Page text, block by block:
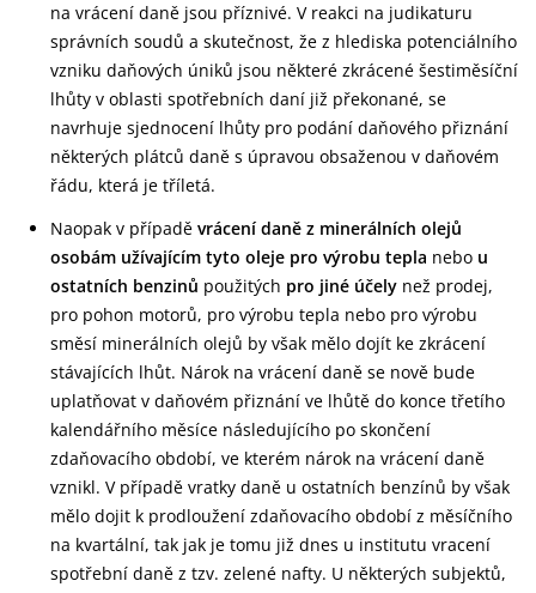
na vrácení daně jsou příznivé. V reakci na judikaturu
správních soudů a skutečnost, že z hlediska potenciálního
vzniku daňových úniků jsou některé zkrácené šestiměsíční
lhůty v oblasti spotřebních daní již překonané, se
navrhuje sjednocení lhůty pro podání daňového přiznání
některých plátců daně s úpravou obsaženou v daňovém
řádu, která je tříletá.
Naopak v případě vrácení daně z minerálních olejů
osobám užívajícím tyto oleje pro výrobu tepla nebo u
ostatních benzinů použitých pro jiné účely než prodej,
pro pohon motorů, pro výrobu tepla nebo pro výrobu
směsí minerálních olejů by však mělo dojít ke zkrácení
stávajících lhůt. Nárok na vrácení daně se nově bude
uplatňovat v daňovém přiznání ve lhůtě do konce třetího
kalendářního měsíce následujícího po skončení
zdaňovacího období, ve kterém nárok na vrácení daně
vznikl. V případě vratky daně u ostatních benzínů by však
mělo dojit k prodloužení zdaňovacího období z měsíčního
na kvartální, tak jak je tomu již dnes u institutu vracení
spotřební daně z tzv. zelené nafty. U některých subjektů,